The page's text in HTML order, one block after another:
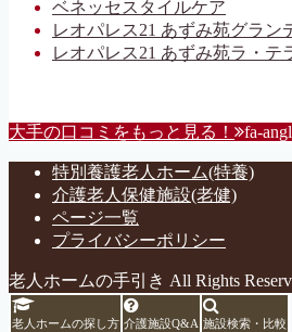
ベネッセスタイルケア
レオパレス21 あずみ苑グラン
レオパレス21 あずみ苑ラ・テ
大手の口コミをもっと見る！ fa-
特別養護老人ホーム(特養)
介護老人保健施設(老健)
ページ一覧
プライバシーポリシー
老人ホームの手引き All Rights
老人ホームの探し方 介護施設Q&A 施設検索・比較